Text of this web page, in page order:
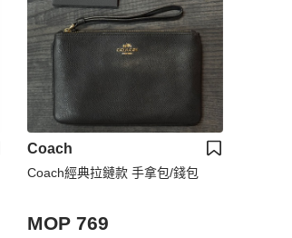
Coach
Coach經典拉鏈款 手拿包/錢包
MOP 769